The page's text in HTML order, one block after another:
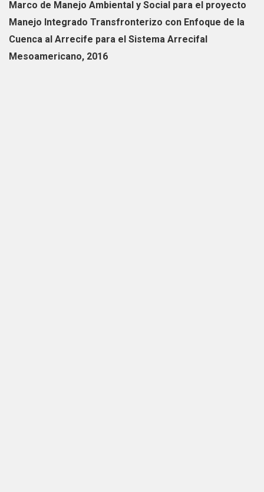
Marco de Manejo Ambiental y Social para el proyecto
Manejo Integrado Transfronterizo con Enfoque de la
Cuenca al Arrecife para el Sistema Arrecifal
Mesoamericano, 2016